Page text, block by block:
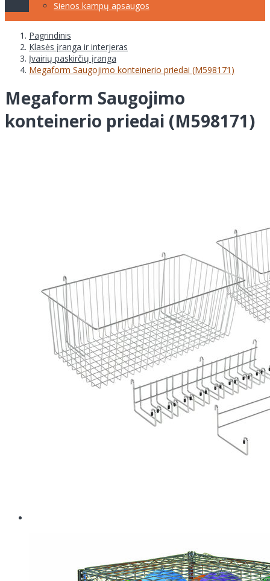
Sienos kampų apsaugos
Pagrindinis
Klasės įranga ir interjeras
Įvairių paskirčių įranga
Megaform Saugojimo konteinerio priedai (M598171)
Megaform Saugojimo
konteinerio priedai (M598171)